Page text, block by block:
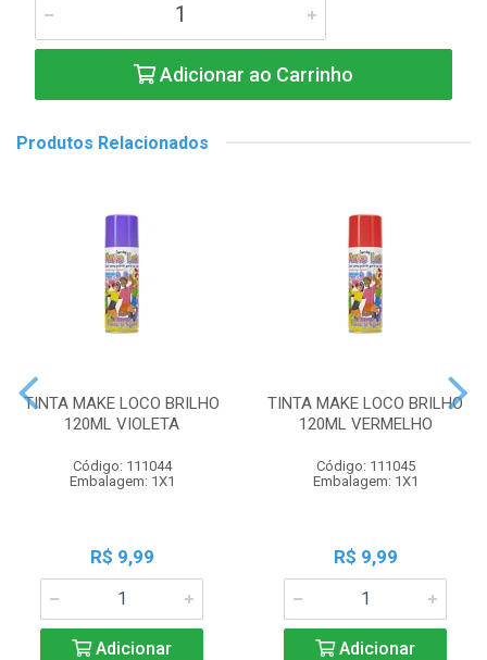
Adicionar ao Carrinho
Produtos Relacionados
TINTA MAKE LOCO BRILHO
120ML VIOLETA
Código: 111044
Embalagem: 1X1
R$ 9,99
Adicionar
TINTA MAKE LOCO BRILHO
120ML VERMELHO
Código: 111045
Embalagem: 1X1
R$ 9,99
Adicionar